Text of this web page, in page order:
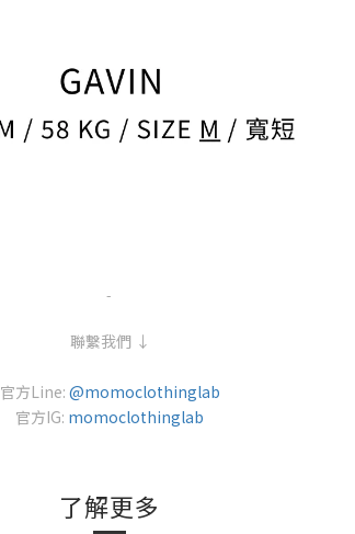
-
聯繫我們 ↓
官方Line: @momoclothinglab
官方IG: momoclothinglab
了解更多